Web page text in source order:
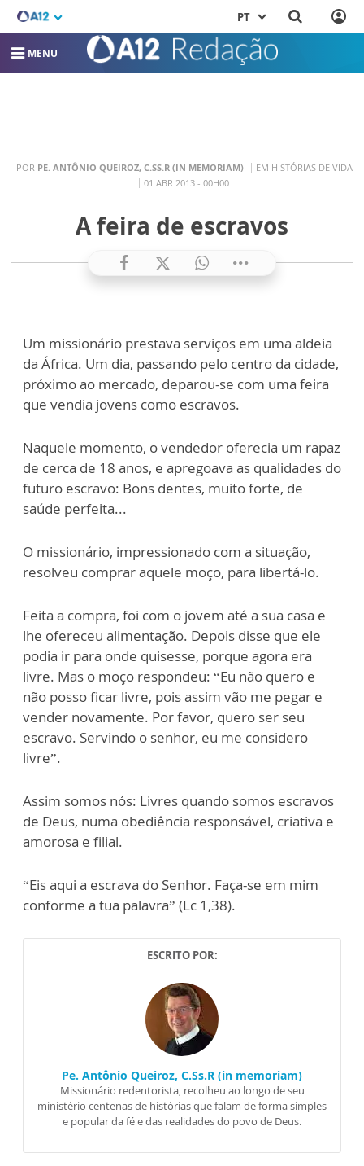
PT
MENU
POR PE. ANTÔNIO QUEIROZ, C.SS.R (IN MEMORIAM)
EM HISTÓRIAS DE VIDA
01 ABR 2013 - 00H00
A feira de escravos
Um missionário prestava serviços em uma aldeia
da África. Um dia, passando pelo centro da cidade,
próximo ao mercado, deparou-se com uma feira
que vendia jovens como escravos.
Naquele momento, o vendedor oferecia um rapaz
de cerca de 18 anos, e apregoava as qualidades do
futuro escravo: Bons dentes, muito forte, de
saúde perfeita...
O missionário, impressionado com a situação,
resolveu comprar aquele moço, para libertá-lo.
Feita a compra, foi com o jovem até a sua casa e
lhe ofereceu alimentação. Depois disse que ele
podia ir para onde quisesse, porque agora era
livre. Mas o moço respondeu: “Eu não quero e
não posso ficar livre, pois assim vão me pegar e
vender novamente. Por favor, quero ser seu
escravo. Servindo o senhor, eu me considero
livre”.
Assim somos nós: Livres quando somos escravos
de Deus, numa obediência responsável, criativa e
amorosa e filial.
“Eis aqui a escrava do Senhor. Faça-se em mim
conforme a tua palavra” (Lc 1,38).
ESCRITO POR:
Pe. Antônio Queiroz, C.Ss.R (in memoriam)
Missionário redentorista, recolheu ao longo de seu
ministério centenas de histórias que falam de forma simples
e popular da fé e das realidades do povo de Deus.